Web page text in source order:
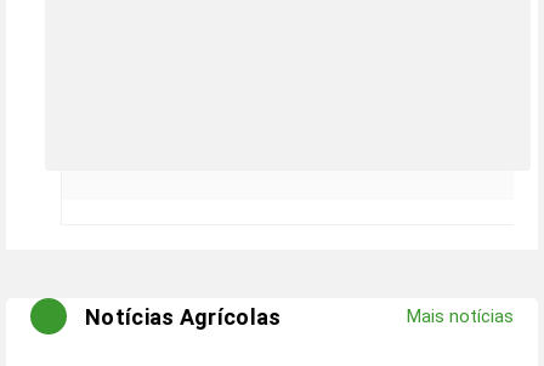
Notícias Agrícolas Mais notícias